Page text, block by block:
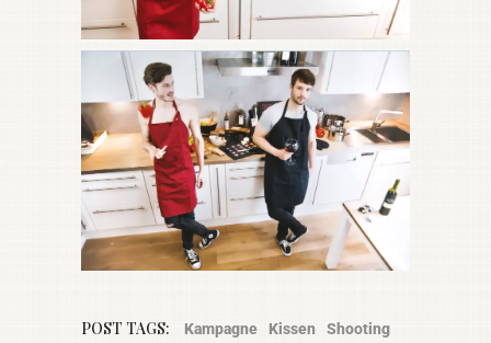
POST TAGS: Kampagne Kissen Shooting